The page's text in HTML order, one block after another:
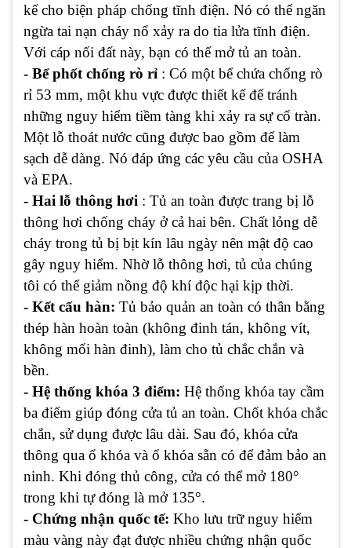
kế cho biện pháp chống tĩnh điện. Nó có thể ngăn
ngừa tai nạn cháy nổ xảy ra do tia lửa tĩnh điện.
Với cáp nối đất này, bạn có thể mở tủ an toàn.
- Bể phốt chống rò rỉ : Có một bể chứa chống rò
rỉ 53 mm, một khu vực được thiết kế để tránh
những nguy hiểm tiềm tàng khi xảy ra sự cố tràn.
Một lỗ thoát nước cũng được bao gồm để làm
sạch dễ dàng. Nó đáp ứng các yêu cầu của OSHA
và EPA.
- Hai lỗ thông hơi : Tủ an toàn được trang bị lỗ
thông hơi chống cháy ở cả hai bên. Chất lỏng dễ
cháy trong tủ bị bịt kín lâu ngày nên mật độ cao
gây nguy hiểm. Nhờ lỗ thông hơi, tủ của chúng
tôi có thể giảm nồng độ khí độc hại kịp thời.
- Kết cấu hàn: Tủ bảo quản an toàn có thân bằng
thép hàn hoàn toàn (không đinh tán, không vít,
không mối hàn đinh), làm cho tủ chắc chắn và
bền.
- Hệ thống khóa 3 điểm: Hệ thống khóa tay cầm
ba điểm giúp đóng cửa tủ an toàn. Chốt khóa chắc
chắn, sử dụng được lâu dài. Sau đó, khóa cửa
thông qua ổ khóa và ổ khóa sẵn có để đảm bảo an
ninh. Khi đóng thủ công, cửa có thể mở 180°
trong khi tự đóng là mở 135°.
- Chứng nhận quốc tế: Kho lưu trữ nguy hiểm
màu vàng này đạt được nhiều chứng nhận quốc